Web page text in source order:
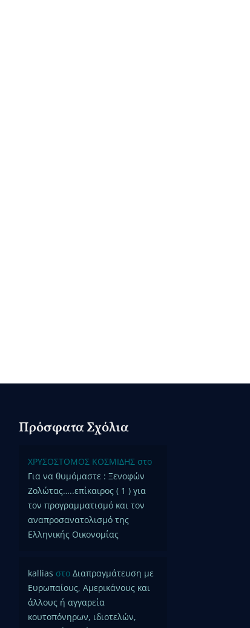
Πρόσφατα Σχόλια
ΧΡΥΣΟΣΤΟΜΟΣ ΚΟΣΜΙΔΗΣ στο
Για να θυμόμαστε : Ξενοφών
Ζολώτας…..επίκαιρος ( 1 ) για
τον προγραμματισμό και τον
αναπροσανατολισμό της
Ελληνικής Οικονομίας
kallias στο Διαπραγμάτευση με
Ευρωπαίους, Αμερικάνους και
άλλους ή αγγαρεία
κουτοπόνηρων, ιδιοτελών,